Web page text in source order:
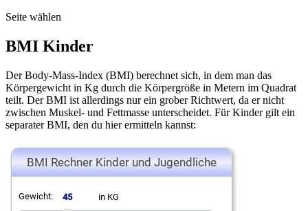
Seite wählen
BMI Kinder
Der Body-Mass-Index (BMI) berechnet sich, in dem man das
Körpergewicht in Kg durch die Körpergröße in Metern im Quadrat
teilt. Der BMI ist allerdings nur ein grober Richtwert, da er nicht
zwischen Muskel- und Fettmasse unterscheidet. Für Kinder gilt ein
separater BMI, den du hier ermitteln kannst: